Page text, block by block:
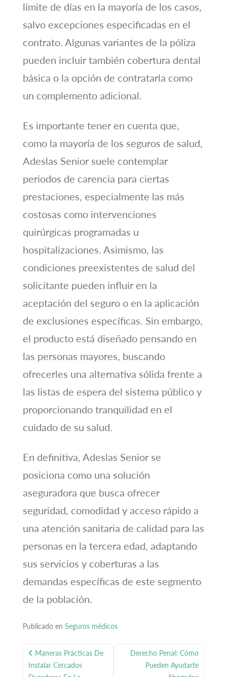
límite de días en la mayoría de los casos,
salvo excepciones especificadas en el
contrato. Algunas variantes de la póliza
pueden incluir también cobertura dental
básica o la opción de contratarla como
un complemento adicional.
Es importante tener en cuenta que,
como la mayoría de los seguros de salud,
Adeslas Senior suele contemplar
periodos de carencia para ciertas
prestaciones, especialmente las más
costosas como intervenciones
quirúrgicas programadas u
hospitalizaciones. Asimismo, las
condiciones preexistentes de salud del
solicitante pueden influir en la
aceptación del seguro o en la aplicación
de exclusiones específicas. Sin embargo,
el producto está diseñado pensando en
las personas mayores, buscando
ofrecerles una alternativa sólida frente a
las listas de espera del sistema público y
proporcionando tranquilidad en el
cuidado de su salud.
En definitiva, Adeslas Senior se
posiciona como una solución
aseguradora que busca ofrecer
seguridad, comodidad y acceso rápido a
una atención sanitaria de calidad para las
personas en la tercera edad, adaptando
sus servicios y coberturas a las
demandas específicas de este segmento
de la población.
Publicado en Seguros médicos
Navegación
de
entradas
Maneras Prácticas De
Instalar Cercados
Derecho Penal: Cómo
Pueden Ayudarte